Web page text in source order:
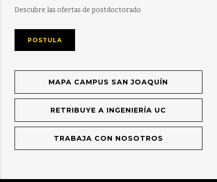
Descubre las ofertas de postdoctorado
POSTULA
MAPA CAMPUS SAN JOAQUÍN
RETRIBUYE A INGENIERÍA UC
TRABAJA CON NOSOTROS